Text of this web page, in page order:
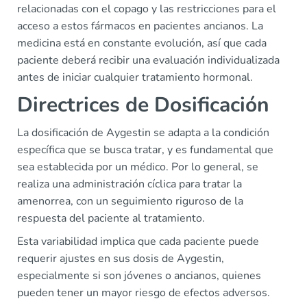
relacionadas con el copago y las restricciones para el
acceso a estos fármacos en pacientes ancianos. La
medicina está en constante evolución, así que cada
paciente deberá recibir una evaluación individualizada
antes de iniciar cualquier tratamiento hormonal.
Directrices de Dosificación
La dosificación de Aygestin se adapta a la condición
específica que se busca tratar, y es fundamental que
sea establecida por un médico. Por lo general, se
realiza una administración cíclica para tratar la
amenorrea, con un seguimiento riguroso de la
respuesta del paciente al tratamiento.
Esta variabilidad implica que cada paciente puede
requerir ajustes en sus dosis de Aygestin,
especialmente si son jóvenes o ancianos, quienes
pueden tener un mayor riesgo de efectos adversos.